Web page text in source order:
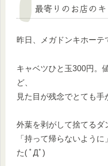
最寄りのお店の
昨日、メガドンキホーテ
キャベツひと玉300円。
ど、
見た目が残念でとても手
外葉を剥がして捨てるダ
「持って帰らないよう
た( ﾟДﾟ)